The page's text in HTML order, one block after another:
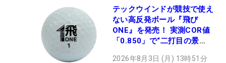
テックウインドが競技で使え
ない高反発ボール『飛び
ONE』を発売！ 実測COR値
「0.850」で“二打目の景
2026年8月3日 (月) 13時51分